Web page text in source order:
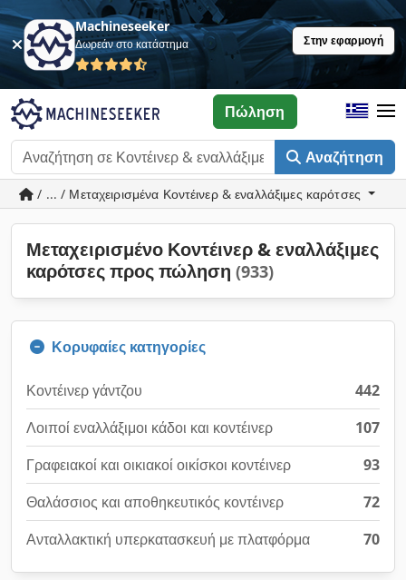
Machineseeker
Δωρεάν στο κατάστημα Στην εφαρμογή
Αναζήτηση
Πώληση
/ ... / Μεταχειρισμένα Κοντέινερ & εναλλάξιμες καρότσες
Μεταχειρισμένο Κοντέινερ & εναλλάξιμες
καρότσες προς πώληση (933)
Κορυφαίες κατηγορίες
Κοντέινερ γάντζου
442
Λοιποί εναλλάξιμοι κάδοι και κοντέινερ
107
Γραφειακοί και οικιακοί οικίσκοι κοντέινερ
93
Θαλάσσιος και αποθηκευτικός κοντέινερ
72
Ανταλλακτική υπερκατασκευή με πλατφόρμα
70